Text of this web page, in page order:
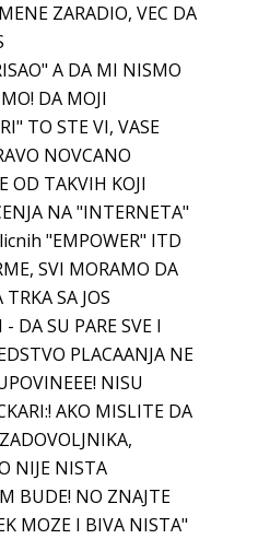
ZARADIO, VEC DA
A DA MI NISMO
DA MOJI
TO STE VI, VASE
NOVCANO
OD TAKVIH KOJI
NA "INTERNETA"
"EMPOWER" ITD
SVI MORAMO DA
SA JOS
DA SU PARE SVE I
PLACAANJA NE
NISU
AKO MISLITE DA
NIJE NISTA
BUDE! NO ZNAJTE
MOZE I BIVA NISTA"